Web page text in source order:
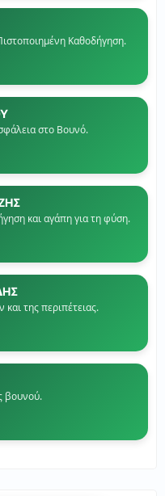
Καθοδήγηση.
στο Βουνό.
και αγάπη για τη φύση.
της περιπέτειας.
βουνού.